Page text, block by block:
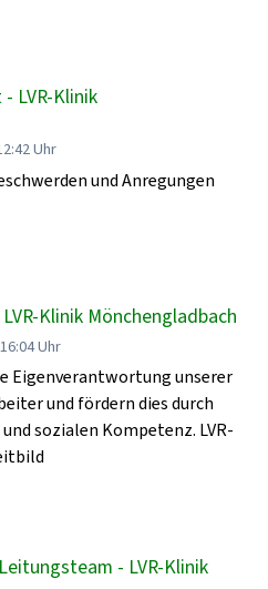
LVR-Klinik
Uhr
und Anregungen
Klinik Mönchengladbach
Uhr
Eigenverantwortung unserer
und fördern dies durch
sozialen Kompetenz. LVR-
- LVR-Klinik